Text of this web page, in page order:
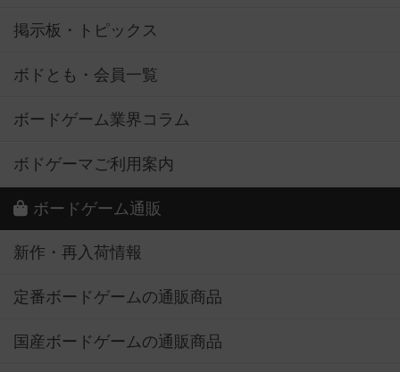
掲示板・トピックス
ボドとも・会員一覧
ボードゲーム業界コラム
ボドゲーマご利用案内
ボードゲーム通販
新作・再入荷情報
定番ボードゲームの通販商品
国産ボードゲームの通販商品